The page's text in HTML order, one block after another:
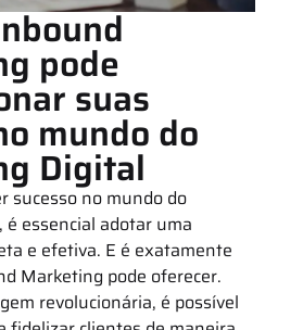
pode
suas
mundo do
Digital
sucesso no mundo do
essencial adotar uma
e efetiva. E é exatamente
Marketing pode oferecer.
revolucionária, é possível